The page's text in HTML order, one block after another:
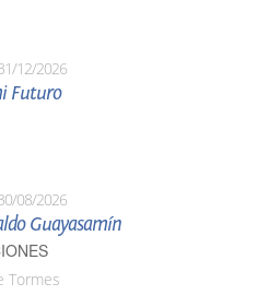
12/2026
Futuro
08/2026
Guayasamín
Tormes